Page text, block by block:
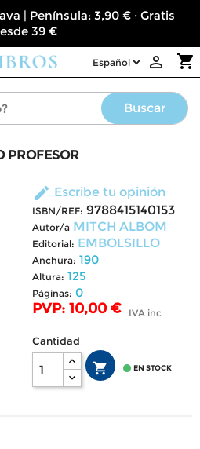
| Península: 3,90 € · Gratis
39 €
shopping_cart

Buscar
PROFESOR
edit Escribe tu opinión
ISBN/REF: 9788415140153
Autor/a MITCH ALBOM
Editorial: EMBOLSILLO
Anchura: 190
Altura: 125
Páginas: 0
PVP: 10,00 € IVA inc
Cantidad
  EN STOCK